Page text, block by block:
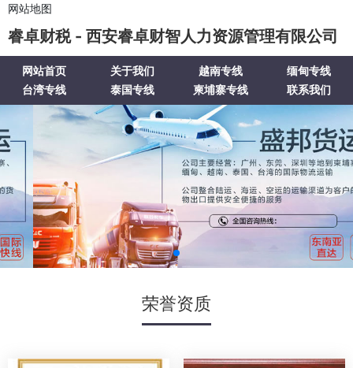
网站地图
睿卓财税 - 西安睿卓财智人力资源管理有限公司
网站首页 关于我们 越南专线
缅甸专线
台湾专线
泰国专线 柬埔寨专线 联系我们
荣誉资质